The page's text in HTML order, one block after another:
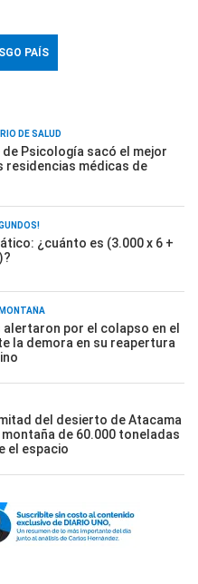
PAÍS
DE SALUD
Psicología sacó el mejor
residencias médicas de
¿cuánto es (3.000 x 6 +
por el colapso en el
la demora en su reapertura
del desierto de Atacama
de 60.000 toneladas
el espacio